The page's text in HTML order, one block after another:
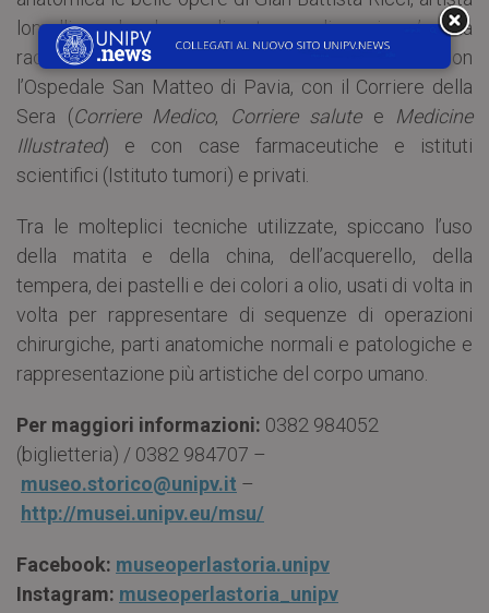
lomellino che ha realizzato, negli anni, un’ampia
raccolta di disegni grazie a collaborazioni con
l’Ospedale San Matteo di Pavia, con il Corriere della
Sera (Corriere Medico, Corriere salutee Medicine
Illustrated) e con case farmaceutiche e istituti
scientifici (Istituto tumori) e privati.
Tra le molteplici tecniche utilizzate, spiccano l’uso
della matita e della china, dell’acquerello, della
tempera, dei pastelli e dei colori a olio, usati di volta in
volta per rappresentare di sequenze di operazioni
chirurgiche, parti anatomiche normali e patologiche e
rappresentazione più artistiche del corpo umano.
Per maggiori informazioni: 0382 984052
(biglietteria) / 0382 984707 –
museo.storico@unipv.it –
http://musei.unipv.eu/msu/
Facebook: museoperlastoria.unipv
Instagram: museoperlastoria_unipv